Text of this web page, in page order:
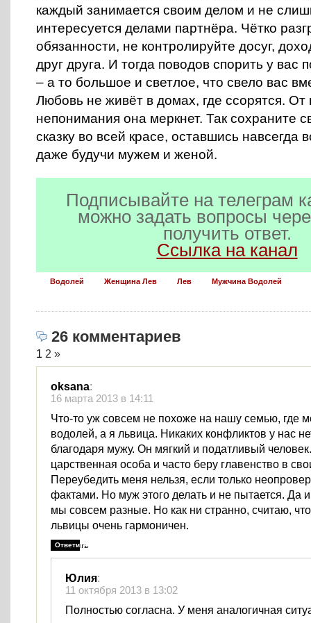
каждый занимается своим делом и не
интересуется делами партнёра. Чётко
обязанности, не контролируйте досуг,
друг друга. И тогда поводов спорить у вас
– а то большое и светлое, что свело вас
Любовь не живёт в домах, где ссорятся. От
непонимания она меркнет. Так сохраните
сказку во всей красе, оставшись навсегда
даже будучи мужем и женой.
Подписывайте на телеграм
можно задать вопросы
получить ответ.
Ссылка на канал
Водолей Женщина Лев Лев Мужчина Водолей
26 комментариев
1 2 »
oksana:
16 марта 2013 в 14:11
Что-то уж совсем не похоже на нашу семью, где
водолей, а я львица. Никаких конфликтов у нас
благодаря мужу. Он мягкий и податливый
царственная особа и часто беру главенство в
Переубедить меня нельзя, если только
фактами. Но муж этого делать и не пытается. Да
мы совсем разные. Но как ни странно, считаю,
львицы очень гармоничен.
Ответить
Юлия:
11 октября 2013 в 13:02
Полностью согласна. У меня аналогичная